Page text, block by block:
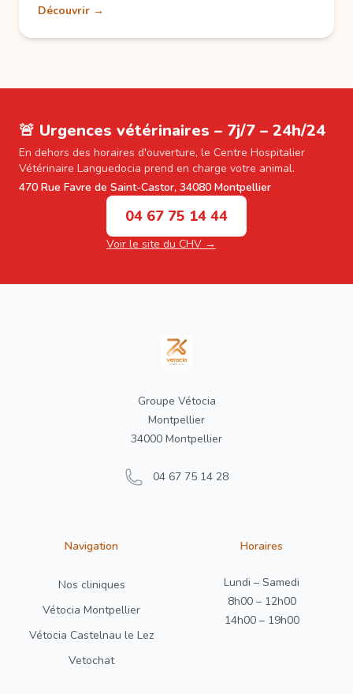
Découvrir →
🚨 Urgences vétérinaires – 7j/7 – 24h/24
En dehors des horaires d'ouverture, le Centre Hospitalier
Vétérinaire Languedocia prend en charge votre animal.
470 Rue Favre de Saint-Castor, 34080 Montpellier
04 67 75 14 44
Voir le site du CHV →
Groupe Vétocia
Montpellier
34000 Montpellier
04 67 75 14 28
Navigation
Nos cliniques
Vétocia Montpellier
Vétocia Castelnau le Lez
Vetochat
Horaires
Lundi – Samedi
8h00 – 12h00
14h00 – 19h00